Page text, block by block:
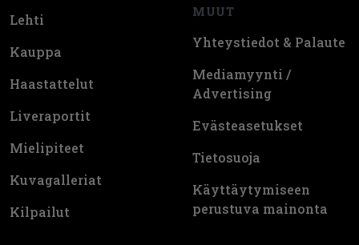
Lehti
Kauppa
Haastattelut
Liveraportit
Mielipiteet
Kuvagalleriat
Kilpailut
MUUT
Yhteystiedot & Palaute
Mediamyynti /
Advertising
Evästeasetukset
Tietosuoja
Käyttäytymiseen
perustuva mainonta